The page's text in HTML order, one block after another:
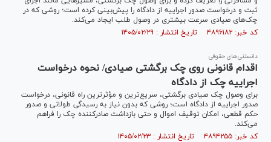
ثبت و درخواست صدور اجراییه از دادگاه را پیش‌بینی کرده است؛ روشی که در
چک‌های صیادی سرعت بیشتری در وصول طلب ایجاد می‌کند.
کد خبر: ۴۸۹۶۱۸۲ تاریخ انتشار : ۱۴۰۵/۰۲/۲۹
دانستنی‌های حقوقی
اقدام قانونی روی چک برگشتی صیادی/ نحوه درخواست
اجراییه چک از دادگاه
برای وصول چک صیادی برگشتی، سریع‌ترین و مؤثرترین راه قانونی، درخواست
صدور اجراییه از دادگاه است؛ روشی که بدون نیاز به رسیدگی طولانی و صدور
حکم قطعی، امکان توقیف اموال و حتی بازداشت صادرکننده چک را فراهم
می‌کند.
کد خبر: ۴۸۹۴۲۵۵ تاریخ انتشار : ۱۴۰۵/۰۲/۲۳